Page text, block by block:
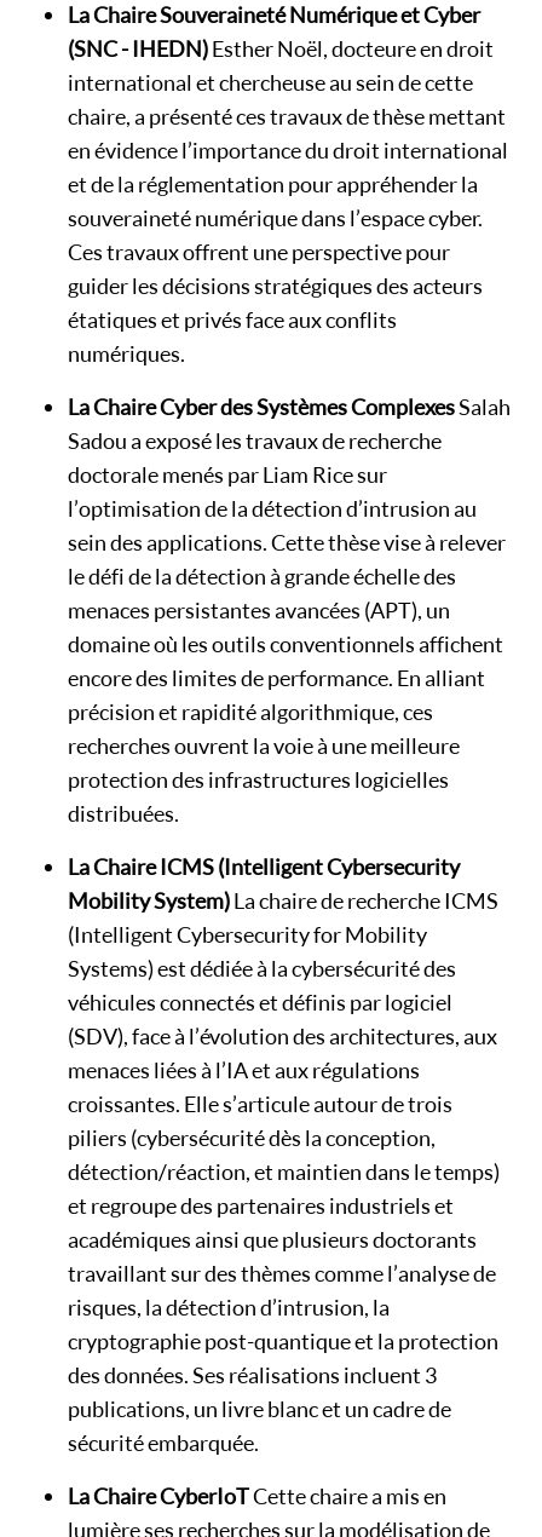
La Chaire Souveraineté Numérique et Cyber
(SNC - IHEDN)Esther Noël, docteure en droit
international et chercheuse au sein de cette
chaire, a présenté ces travaux de thèse mettant
en évidence l’importance du droit international
et de la réglementation pour appréhender la
souveraineté numérique dans l’espace cyber.
Ces travaux offrent une perspective pour
guider les décisions stratégiques des acteurs
étatiques et privés face aux conflits
numériques.
La Chaire Cyber des Systèmes ComplexesSalah
Sadou a exposé les travaux de recherche
doctorale menés par Liam Rice sur
l’optimisation de la détection d’intrusion au
sein des applications. Cette thèse vise à relever
le défi de la détection à grande échelle des
menaces persistantes avancées (APT), un
domaine où les outils conventionnels affichent
encore des limites de performance. En alliant
précision et rapidité algorithmique, ces
recherches ouvrent la voie à une meilleure
protection des infrastructures logicielles
distribuées.
La Chaire ICMS (Intelligent Cybersecurity
Mobility System)La chaire de recherche ICMS
(Intelligent Cybersecurity for Mobility
Systems) est dédiée à la cybersécurité des
véhicules connectés et définis par logiciel
(SDV), face à l’évolution des architectures, aux
menaces liées à l’IA et aux régulations
croissantes. Elle s’articule autour de trois
piliers (cybersécurité dès la conception,
détection/réaction, et maintien dans le temps)
et regroupe des partenaires industriels et
académiques ainsi que plusieurs doctorants
travaillant sur des thèmes comme l’analyse de
risques, la détection d’intrusion, la
cryptographie post-quantique et la protection
des données. Ses réalisations incluent 3
publications, un livre blanc et un cadre de
sécurité embarquée.
La Chaire CyberIoTCette chaire a mis en
lumière ses recherches sur la modélisation de